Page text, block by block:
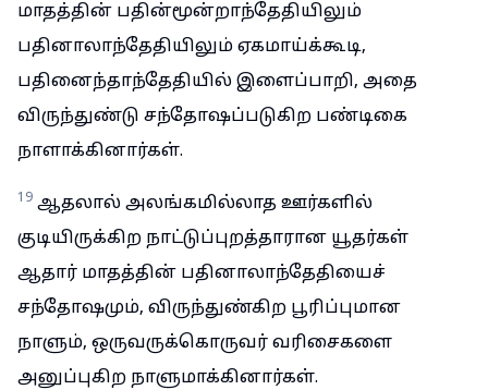
மாதத்தின் பதின்மூன்றாந்தேதியிலும்
பதினாலாந்தேதியிலும் ஏகமாய்க்கூடி,
பதினைந்தாந்தேதியில் இளைப்பாறி, அதை
விருந்துண்டு சந்தோஷப்படுகிற பண்டிகை
நாளாக்கினார்கள்.
19 ஆதலால் அலங்கமில்லாத ஊர்களில்
குடியிருக்கிற நாட்டுப்புறத்தாரான யூதர்கள்
ஆதார் மாதத்தின் பதினாலாந்தேதியைச்
சந்தோஷமும், விருந்துண்கிற பூரிப்புமான
நாளும், ஒருவருக்கொருவர் வரிசைகளை
அனுப்புகிற நாளுமாக்கினார்கள்.